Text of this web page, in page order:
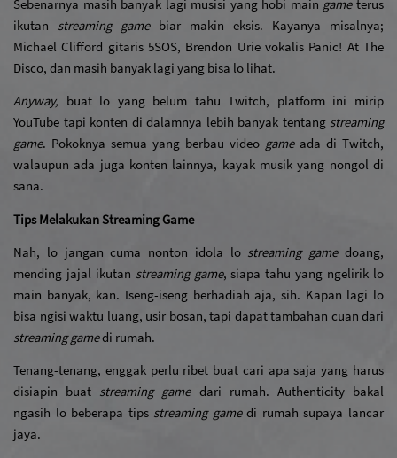
Sebenarnya masih banyak lagi musisi yang hobi main game terus
ikutan streaming game biar makin eksis. Kayanya misalnya;
Michael Clifford gitaris 5SOS, Brendon Urie vokalis Panic! At The
Disco, dan masih banyak lagi yang bisa lo lihat.
Anyway, buat lo yang belum tahu Twitch, platform ini mirip
YouTube tapi konten di dalamnya lebih banyak tentang streaming
game. Pokoknya semua yang berbau video game ada di Twitch,
walaupun ada juga konten lainnya, kayak musik yang nongol di
sana.
Tips Melakukan Streaming Game
Nah, lo jangan cuma nonton idola lo streaming game doang,
mending jajal ikutan streaming game, siapa tahu yang ngelirik lo
main banyak, kan. Iseng-iseng berhadiah aja, sih. Kapan lagi lo
streaming game di rumah.
Tenang-tenang, enggak perlu ribet buat cari apa saja yang harus
disiapin buat streaming game dari rumah. Authenticity bakal
ngasih lo beberapa tips streaming game di rumah supaya lancar
jaya.